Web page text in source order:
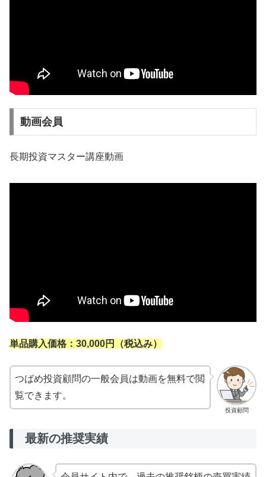
動画会員
長期投資マスター講座動画
単品購入価格：30,000円（税込み）
投資顧問
つばめ投資顧問の一般会員は動画を無料で閲
覧できます。
最新の推奨実績